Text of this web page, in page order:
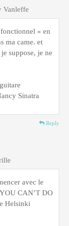
Vanleffe
» en
ma came. et
suppose, je ne
Sinatra
Reply
avec le
CAN’T DO
Helsinki